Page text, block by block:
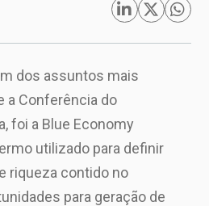
dos assuntos mais
a Conferência do
foi a Blue Economy
utilizado para definir
riqueza contido no
para geração de